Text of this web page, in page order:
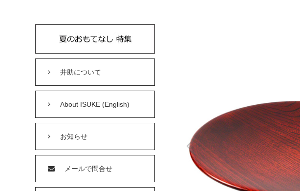
井助について
About ISUKE (English)
お知らせ
メールで問合せ